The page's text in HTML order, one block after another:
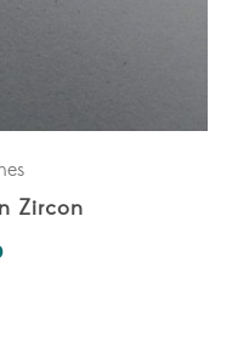
Zircon